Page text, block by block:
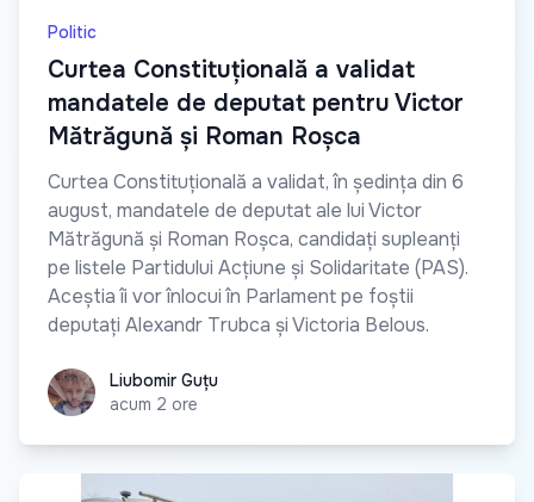
Politic
Curtea Constituțională a validat
mandatele de deputat pentru Victor
Mătrăgună și Roman Roșca
Curtea Constituțională a validat, în ședința din 6
august, mandatele de deputat ale lui Victor
Mătrăgună și Roman Roșca, candidați supleanți
pe listele Partidului Acțiune și Solidaritate (PAS).
Aceștia îi vor înlocui în Parlament pe foștii
deputați Alexandr Trubca și Victoria Belous.
Liubomir Guțu
Liubomir Guțu
acum 2 ore